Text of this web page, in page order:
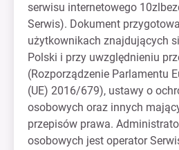
serwisu internetowego
Serwis). Dokument
użytkownikach znajdujących
Polski i przy uwzględnieniu
(Rozporządzenie Parlamentu
(UE) 2016/679), ustawy o
osobowych oraz innych
przepisów prawa.
osobowych jest operator